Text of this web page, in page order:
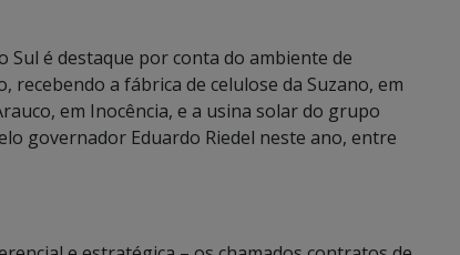
é destaque por conta do ambiente de
a fábrica de celulose da Suzano, em
em Inocência, e a usina solar do grupo
governador Eduardo Riedel neste ano, entre